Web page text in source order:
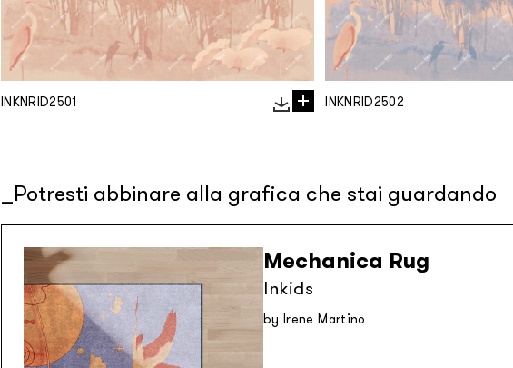
INKNRID2501 INKNRID2502
Potresti abbinare alla grafica che stai guardando
Mechanica Rug
Inkids
by Irene Martino